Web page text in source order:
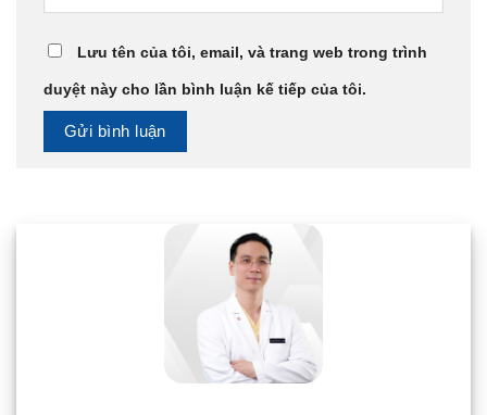
Lưu tên của tôi, email, và trang web trong trình
duyệt này cho lần bình luận kế tiếp của tôi.